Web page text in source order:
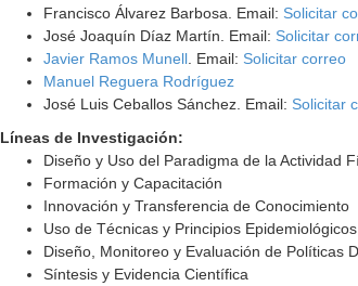
Francisco Álvarez Barbosa. Email: Solicitar
José Joaquín Díaz Martín. Email: Solicitar
Javier Ramos Munell . Email: Solicitar correo
Manuel Reguera Rodríguez
José Luis Ceballos Sánchez. Email: Solicitar
Líneas de Investigación:
Diseño y Uso del Paradigma de la Actividad
Formación y Capacitación
Innovación y Transferencia de Conocimiento
Uso de Técnicas y Principios
Diseño, Monitoreo y Evaluación de Políticas
Síntesis y Evidencia Científica